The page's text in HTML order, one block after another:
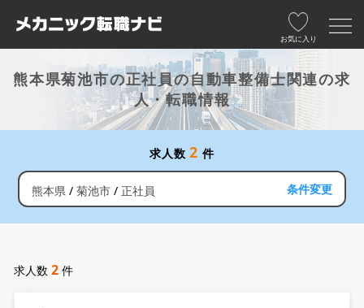
お気に入り
熊本県菊池市の正社員の自動車整備士関連の求
人・転職情報
求人数 2 件
熊本県 菊池市 正社員 条件変更
求人数2 件